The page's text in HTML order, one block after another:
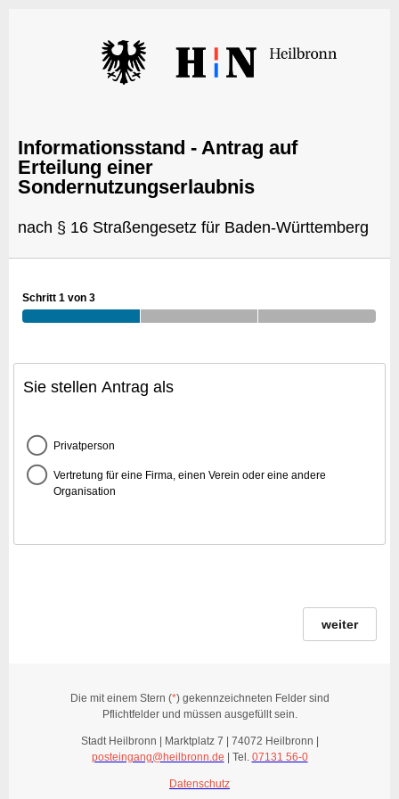
Informationsstand - Antrag auf
Erteilung einer
Sondernutzungserlaubnis
nach § 16 Straßengesetz für Baden-Württemberg
Schritt 1 von 3
Sie stellen Antrag als
Privatperson
Vertretung für eine Firma, einen Verein oder eine andere
Organisation
weiter
Die mit einem Stern (*) gekennzeichneten Felder sind
Pflichtfelder und müssen ausgefüllt sein.
Stadt Heilbronn | Marktplatz 7 | 74072 Heilbronn |
posteingang@heilbronn.de | Tel. 07131 56-0
Datenschutz